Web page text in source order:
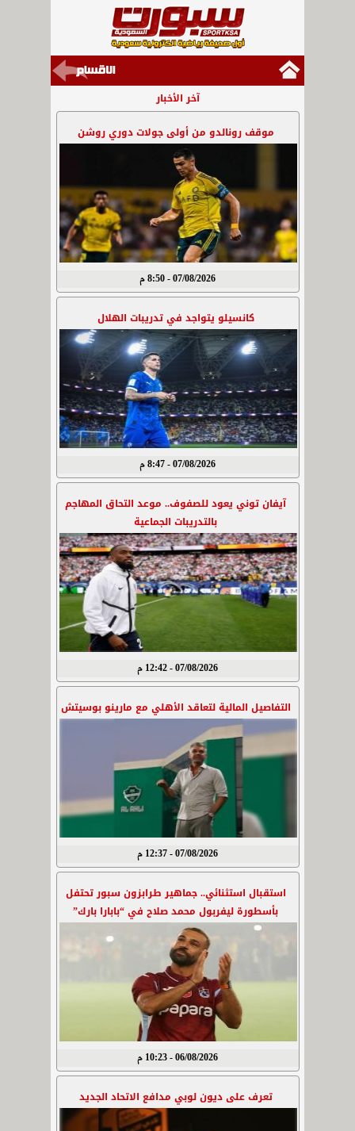
آخر الأخبار
موقف رونالدو من أولى جولات دوري روشن
07/08/2026 - 8:50 م
كانسيلو يتواجد في تدريبات الهلال
07/08/2026 - 8:47 م
آيفان توني يعود للصفوف.. موعد التحاق المهاجم
بالتدريبات الجماعية
07/08/2026 - 12:42 م
التفاصيل المالية لتعاقد الأهلي مع مارينو بوسيتش
07/08/2026 - 12:37 م
استقبال استثنائي.. جماهير طرابزون سبور تحتفل
بأسطورة ليفربول محمد صلاح في “بابارا بارك”
06/08/2026 - 10:23 م
تعرف على ديون لوبي مدافع الاتحاد الجديد